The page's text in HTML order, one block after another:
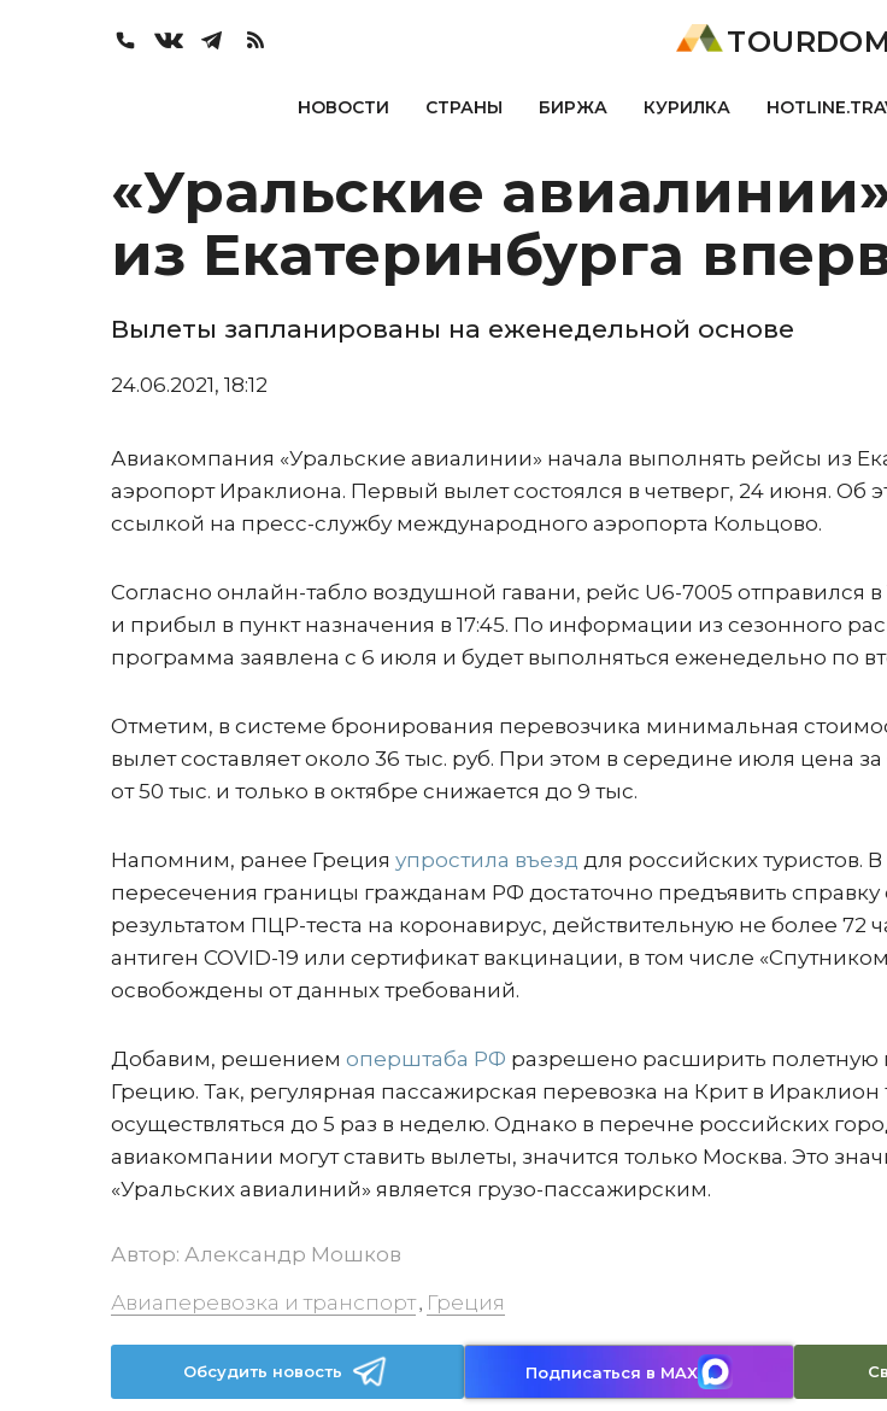
НОВОСТИ СТРАНЫ БИРЖА КУРИЛКА
«Уральские
из Екатеринбурга
Вылеты запланированы на еженедельной основе
24.06.2021, 18:12
Авиакомпания «Уральские авиалинии» начала выполнять рейсы из
аэропорт Ираклиона. Первый вылет состоялся в четверг, 24 июня. Об
ссылкой на пресс-службу международного аэропорта Кольцово.
Согласно онлайн-табло воздушной гавани, рейс U6-7005 отправился
и прибыл в пункт назначения в 17:45. По информации из сезонного
программа заявлена с 6 июля и будет выполняться еженедельно по
Отметим, в системе бронирования перевозчика минимальная
вылет составляет около 36 тыс. руб. При этом в середине июля цена
от 50 тыс. и только в октябре снижается до 9 тыс.
Напомним, ранее Греция упростила въезд для российских туристов. В
пересечения границы гражданам РФ достаточно предъявить
результатом ПЦР-теста на коронавирус, действительную не более 72
антиген COVID-19 или сертификат вакцинации, в том числе
освобождены от данных требований.
Добавим, решением оперштаба РФ разрешено расширить полетную
Грецию. Так, регулярная пассажирская перевозка на Крит в
осуществляться до 5 раз в неделю. Однако в перечне российских
авиакомпании могут ставить вылеты, значится только Москва. Это
«Уральских авиалиний» является грузо-пассажирским.
Автор: Александр Мошков
Авиаперевозка и транспорт, Греция
Обсудить новость Подписаться в MAX